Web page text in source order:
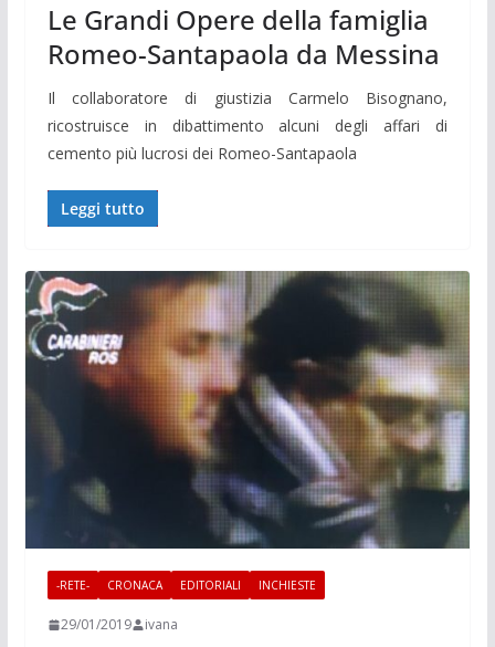
Le Grandi Opere della famiglia
Romeo-Santapaola da Messina
Il collaboratore di giustizia Carmelo Bisognano,
ricostruisce in dibattimento alcuni degli affari di
cemento più lucrosi dei Romeo-Santapaola
Leggi tutto
-RETE- CRONACA EDITORIALI INCHIESTE
29/01/2019 ivana